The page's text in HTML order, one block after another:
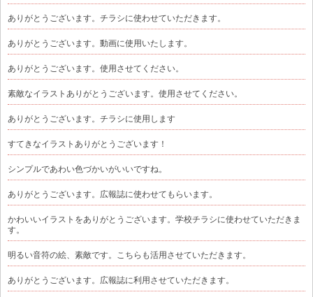
ありがとうございます。チラシに使わせていただきます。
ありがとうございます。動画に使用いたします。
ありがとうございます。使用させてください。
素敵なイラストありがとうございます。使用させてください。
ありがとうございます。チラシに使用します
すてきなイラストありがとうございます！
シンプルであわい色づかいがいいですね。
ありがとうございます。広報誌に使わせてもらいます。
かわいいイラストをありがとうございます。学校チラシに使わせていただきま
す。
明るい音符の絵、素敵です。こちらも活用させていただきます。
ありがとうございます。広報誌に利用させていただきます。